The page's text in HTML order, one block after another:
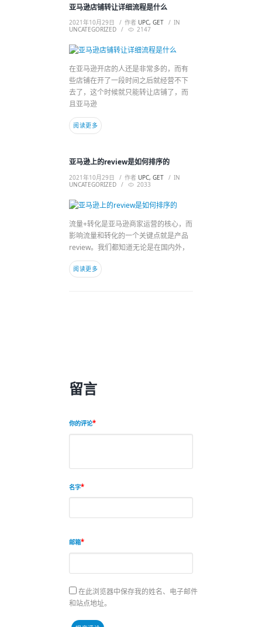
亚马逊店铺转让详细流程是什么
2021年10月29日 作者 UPC, GET
IN
UNCATEGORIZED
2147
在亚马逊开店的人还是非常多的，而有
些店铺在开了一段时间之后就经营不下
去了，这个时候就只能转让店铺了，而
且亚马逊
阅读更多
亚马逊上的review是如何排序的
2021年10月29日 作者 UPC, GET
IN
UNCATEGORIZED
2033
流量+转化是亚马逊商家运营的核心，而
影响流量和转化的一个关键点就是产品
review。我们都知道无论是在国内外，
阅读更多
留言
你的评论
名字
邮箱
在此浏览器中保存我的姓名、电子邮件
和站点地址。